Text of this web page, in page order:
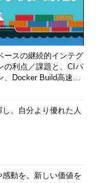
層の雇用を促進する
合に限る）の対象と
ど、積極的に転職
いかがですか？
ースの継続的インテグ
の利点／課題と、CIパ
、Docker Build高速化
、自分より優れた人
感動を。新しい価値を